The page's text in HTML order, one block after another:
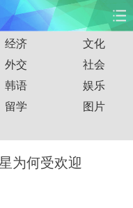
国际 财经
人事 教育
华人
经济
文化
外交
社会
韩语
娱乐
留学
图片
为何受欢迎